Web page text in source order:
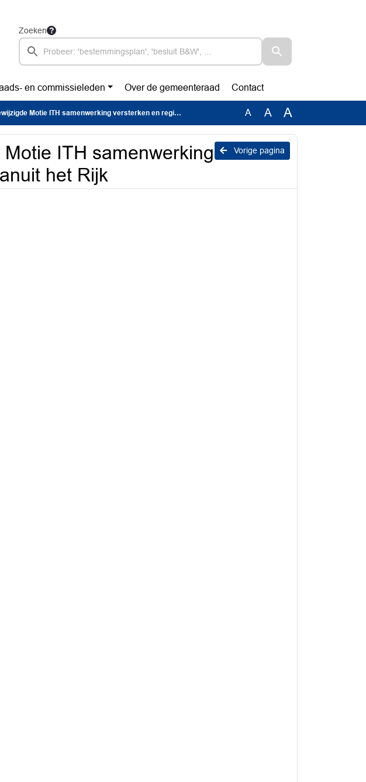
Zoeken
en commissieleden Over de gemeenteraad Contact
Motie ITH samenwerking versterken en regie vanuit het Rijk A A A
Vorige pagina
ITH samenwerking
het Rijk